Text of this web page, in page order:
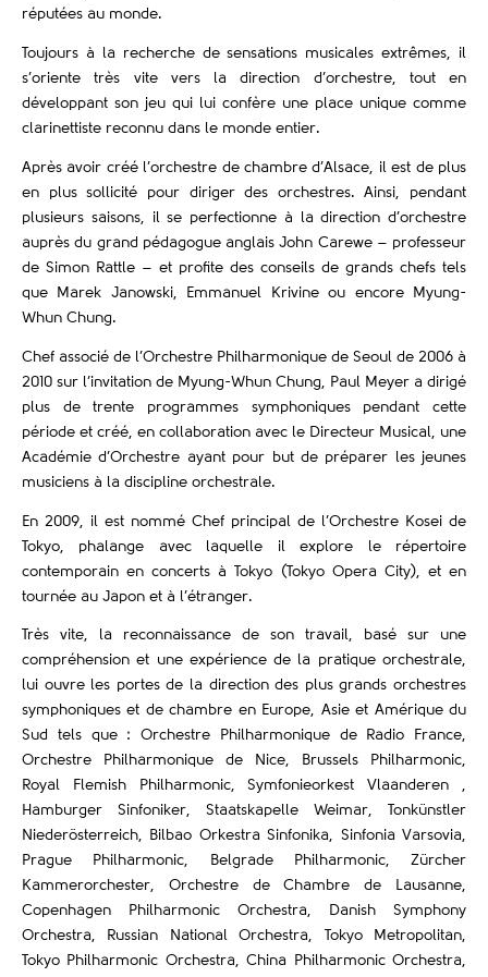
réputées au monde.
Toujours à la recherche de sensations musicales extrêmes, il
s’oriente très vite vers la direction d’orchestre, tout en
développant son jeu qui lui confère une place unique comme
clarinettiste reconnu dans le monde entier.
Après avoir créé l’orchestre de chambre d’Alsace, il est de plus
en plus sollicité pour diriger des orchestres. Ainsi, pendant
plusieurs saisons, il se perfectionne à la direction d’orchestre
auprès du grand pédagogue anglais John Carewe – professeur
de Simon Rattle – et profite des conseils de grands chefs tels
que Marek Janowski, Emmanuel Krivine ou encore Myung-
Whun Chung.
Chef associé de l’Orchestre Philharmonique de Seoul de 2006 à
2010 sur l’invitation de Myung-Whun Chung, Paul Meyer a dirigé
plus de trente programmes symphoniques pendant cette
période et créé, en collaboration avec le Directeur Musical, une
Académie d’Orchestre ayant pour but de préparer les jeunes
musiciens à la discipline orchestrale.
En 2009, il est nommé Chef principal de l’Orchestre Kosei de
Tokyo, phalange avec laquelle il explore le répertoire
contemporain en concerts à Tokyo (Tokyo Opera City), et en
tournée au Japon et à l’étranger.
Très vite, la reconnaissance de son travail, basé sur une
compréhension et une expérience de la pratique orchestrale,
lui ouvre les portes de la direction des plus grands orchestres
symphoniques et de chambre en Europe, Asie et Amérique du
Sud tels que : Orchestre Philharmonique de Radio France,
Orchestre Philharmonique de Nice, Brussels Philharmonic,
Royal Flemish Philharmonic, Symfonieorkest Vlaanderen ,
Hamburger Sinfoniker, Staatskapelle Weimar, Tonkünstler
Niederösterreich, Bilbao Orkestra Sinfonika, Sinfonia Varsovia,
Prague Philharmonic, Belgrade Philharmonic, Zürcher
Kammerorchester, Orchestre de Chambre de Lausanne,
Copenhagen Philharmonic Orchestra, Danish Symphony
Orchestra, Russian National Orchestra, Tokyo Metropolitan,
Tokyo Philharmonic Orchestra, China Philharmonic Orchestra,